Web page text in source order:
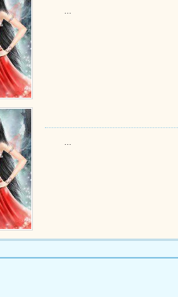
...
...